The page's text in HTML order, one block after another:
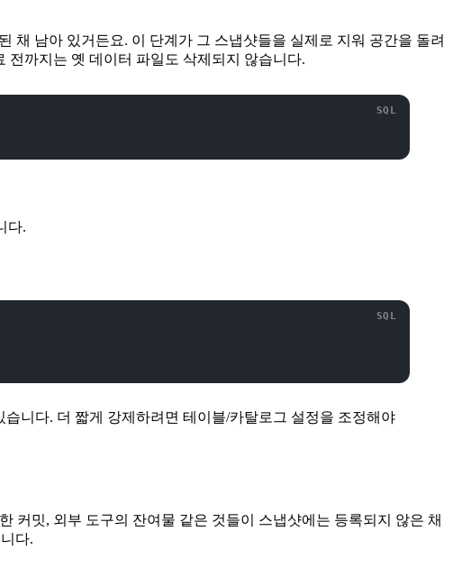
채 남아 있거든요. 이 단계가 그 스냅샷들을 실제로 지워 공간을 돌려
전까지는 옛 데이터 파일도 삭제되지 않습니다.
다.
니다. 더 짧게 강제하려면 테이블/카탈로그 설정을 조정해야
커밋, 외부 도구의 잔여물 같은 것들이 스냅샷에는 등록되지 않은 채
다.